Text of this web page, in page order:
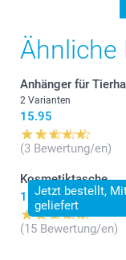
Ähnliche
Anhänger für
2 Varianten
15.95
(3 Bewertung/en)
Jetzt bestellt,
geliefert
Kosmetiktasche
16.95
(15 Bewertung/en)